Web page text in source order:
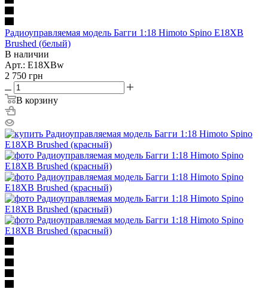
Радиоуправляемая модель Багги 1:18 Himoto Spino E18XB
Brushed (белый)
В наличии
Арт.: E18XBw
2 750 грн
В корзину